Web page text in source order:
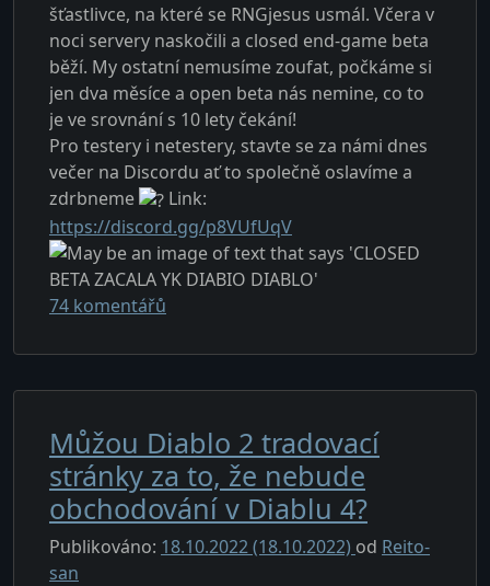
šťastlivce, na které se RNGjesus usmál. Včera v
noci servery naskočili a closed end-game beta
běží. My ostatní nemusíme zoufat, počkáme si
jen dva měsíce a open beta nás nemine, co to
je ve srovnání s 10 lety čekání!
Pro testery i netestery, stavte se za námi dnes
večer na Discordu ať to společně oslavíme a
zdrbneme
Link:
https://discord.gg/p8VUfUqV
74 komentářů
Můžou Diablo 2 tradovací
stránky za to, že nebude
obchodování v Diablu 4?
Publikováno: 18.10.2022(18.10.2022) od Reito-
san